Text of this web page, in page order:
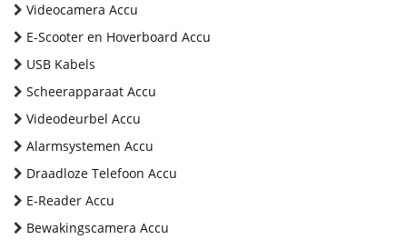
Videocamera Accu
E-Scooter en Hoverboard Accu
USB Kabels
Scheerapparaat Accu
Videodeurbel Accu
Alarmsystemen Accu
Draadloze Telefoon Accu
E-Reader Accu
Bewakingscamera Accu